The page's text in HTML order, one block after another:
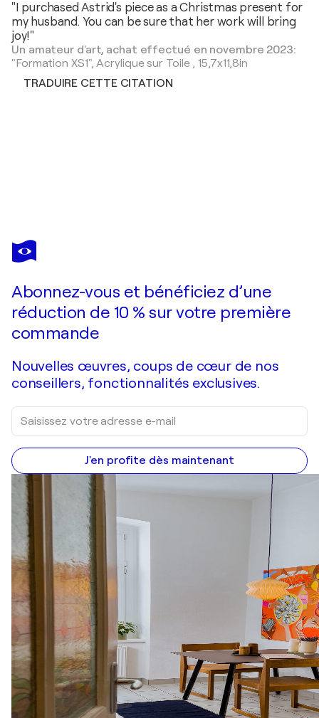
"I purchased Astrid's piece as a Christmas present for
my husband. You can be sure that her work will bring
joy!"
Un amateur d'art, achat effectué en novembre 2023:
"Formation XS1",Acrylique sur Toile,15,7x11,8in
TRADUIRE CETTE CITATION
ASTRID STOEPPEL
Jumping colors!
Abonnez-vous et bénéficiez d’une
réduction de 10 % sur votre première
commande
Nouvelles œuvres, coups de cœur de nos
conseillers, fonctionnalités exclusives.
J'en profite dès maintenant